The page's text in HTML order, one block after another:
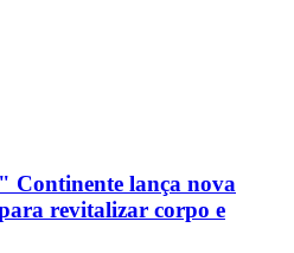
Continente lança nova
revitalizar corpo e